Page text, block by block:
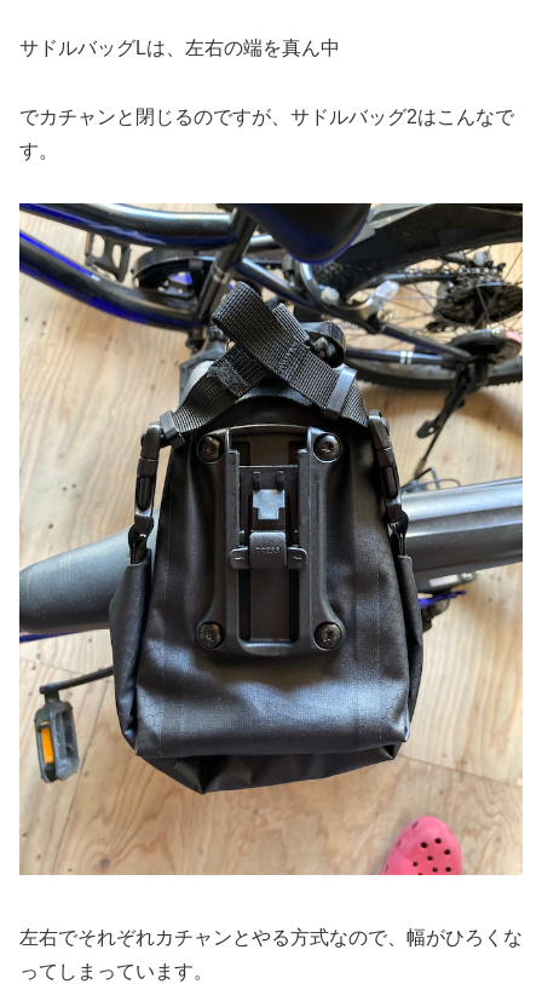
サドルバッグLは、左右の端を真ん中
でカチャンと閉じるのですが、サドルバッグ2はこんなで
す。
左右でそれぞれカチャンとやる方式なので、幅がひろくな
ってしまっています。